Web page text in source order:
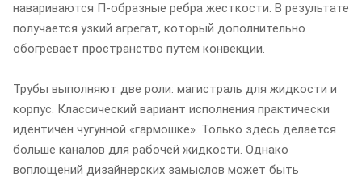
навариваются П-образные ребра жесткости. В результате
получается узкий агрегат, который дополнительно
обогревает пространство путем конвекции.
Трубы выполняют две роли: магистраль для жидкости и
корпус. Классический вариант исполнения практически
идентичен чугунной «гармошке». Только здесь делается
больше каналов для рабочей жидкости. Однако
воплощений дизайнерских замыслов может быть